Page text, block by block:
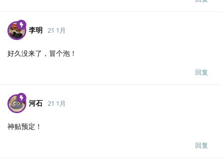
李明 21 1月
好久没来了，冒个泡！
回复
河石 21 1月
神贴预定！
回复